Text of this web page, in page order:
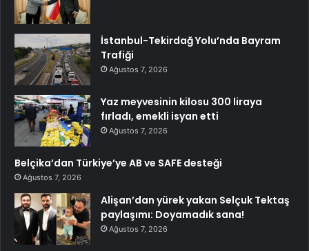
İstanbul-Tekirdağ Yolu’nda Bayram
Trafiği
Ağustos 7, 2026
Yaz meyvesinin kilosu 300 liraya
fırladı, emekli isyan etti
Ağustos 7, 2026
Belçika’dan Türkiye’ye AB ve SAFE desteği
Ağustos 7, 2026
Alişan’dan yürek yakan Selçuk Tektaş
paylaşımı: Doyamadık sana!
Ağustos 7, 2026